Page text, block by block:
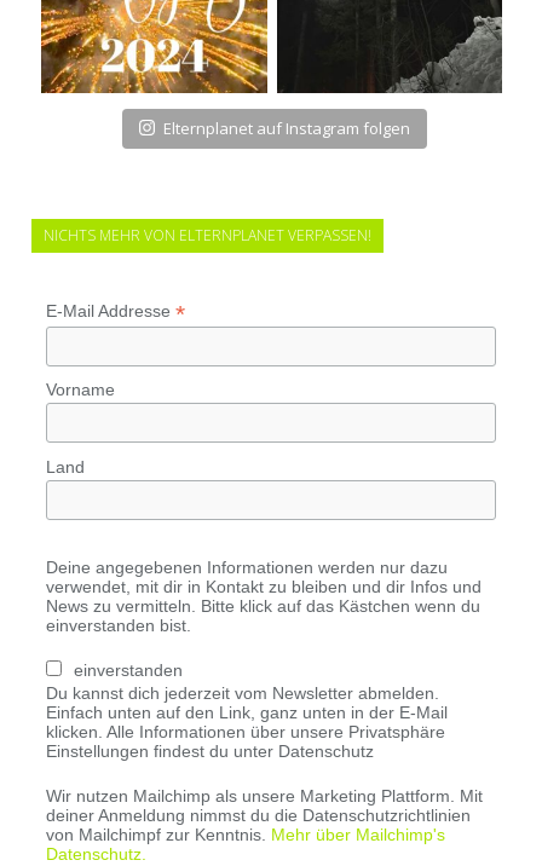
Elternplanet auf Instagram folgen
NICHTS MEHR VON ELTERNPLANET VERPASSEN!
E-Mail Addresse *
Vorname
Land
Deine angegebenen Informationen werden nur dazu
verwendet, mit dir in Kontakt zu bleiben und dir Infos und
News zu vermitteln. Bitte klick auf das Kästchen wenn du
einverstanden bist.
einverstanden
Du kannst dich jederzeit vom Newsletter abmelden.
Einfach unten auf den Link, ganz unten in der E-Mail
klicken. Alle Informationen über unsere Privatsphäre
Einstellungen findest du unter Datenschutz
Wir nutzen Mailchimp als unsere Marketing Plattform. Mit
deiner Anmeldung nimmst du die Datenschutzrichtlinien
von Mailchimpf zur Kenntnis. Mehr über Mailchimp's
Datenschutz.